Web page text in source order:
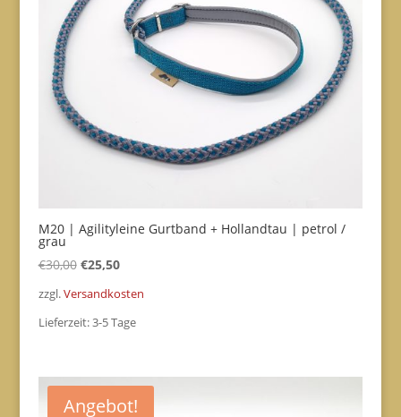
M20 | Agilityleine Gurtband + Hollandtau | petrol /
grau
€30,00 Ursprünglicher
€30,00
€25,50Aktueller
€25,50.
zzgl.Versandkosten
Lieferzeit:3-5 Tage
Angebot!